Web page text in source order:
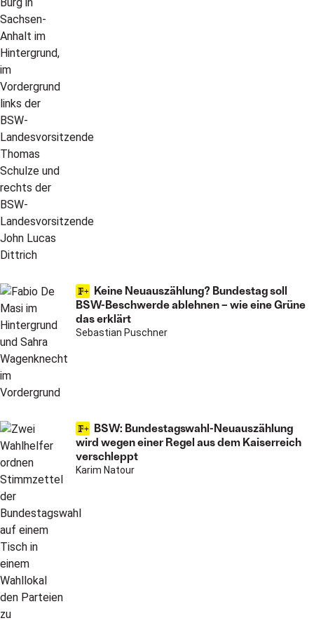
Keine Neuauszählung? Bundestag soll
BSW-Beschwerde ablehnen – wie eine Grüne
das erklärt
Sebastian Puschner
BSW: Bundestagswahl-Neuauszählung
wird wegen einer Regel aus dem Kaiserreich
verschleppt
Karim Natour